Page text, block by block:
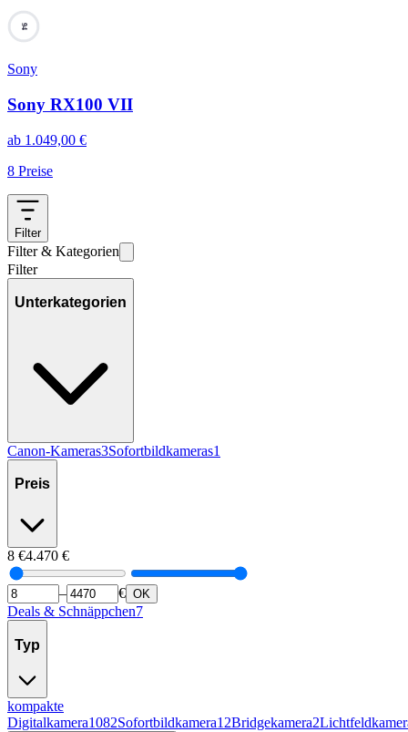
94
Sony
Sony RX100 VII
ab 1.049,00 €
8 Preise
Filter
Filter & Kategorien
Filter
Unterkategorien
Canon-Kameras3Sofortbildkameras1
Preis
8 €4.470 €
– € OK
Deals & Schnäppchen7
Typ
kompakte
Digitalkamera1082Sofortbildkamera12Bridgekamera2